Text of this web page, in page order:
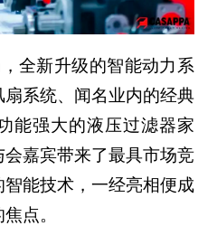
全新升级的智能动力系
系统、闻名业内的经典
能强大的液压过滤器家
嘉宾带来了最具市场竞
能技术，一经亮相便成
点。